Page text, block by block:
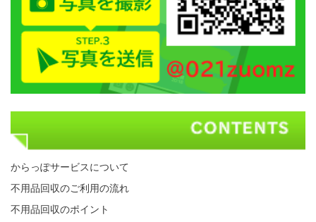
からっぽサービスについて
不用品回収のご利用の流れ
不用品回収のポイント